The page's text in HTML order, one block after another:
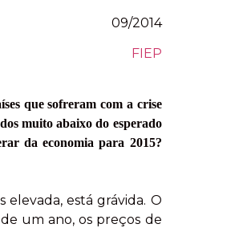
09/2014
FIEP
que sofreram com a crise
muito abaixo do esperado
da economia para 2015?
está grávida. O
um ano, os preços de